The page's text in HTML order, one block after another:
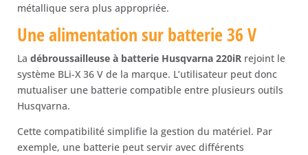
métallique sera plus appropriée.
Une alimentation sur batterie 36 V
La débroussailleuse à batterie Husqvarna 220iR rejoint le
système BLi-X 36 V de la marque. L’utilisateur peut donc
mutualiser une batterie compatible entre plusieurs outils
Husqvarna.
Cette compatibilité simplifie la gestion du matériel. Par
exemple, une batterie peut servir avec différents